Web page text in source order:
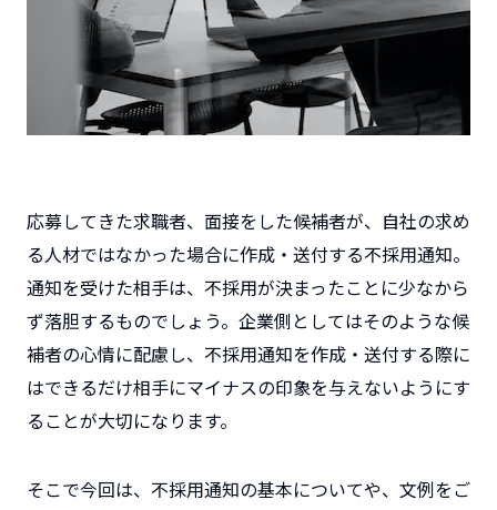
応募してきた求職者、面接をした候補者が、自社の求め
る人材ではなかった場合に作成・送付する不採用通知。
通知を受けた相手は、不採用が決まったことに少なから
ず落胆するものでしょう。企業側としてはそのような候
補者の心情に配慮し、不採用通知を作成・送付する際に
はできるだけ相手にマイナスの印象を与えないようにす
ることが大切になります。
そこで今回は、不採用通知の基本についてや、文例をご